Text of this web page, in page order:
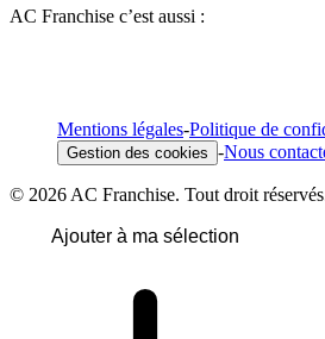
AC Franchise c’est aussi :
Mentions légales-Politique de
Gestion des cookies -Nous
© 2026 AC Franchise. Tout droit
Ajouter à ma sélection